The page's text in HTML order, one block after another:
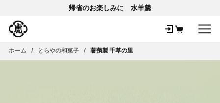
帰省のお楽しみに 水羊羹
ホーム とらやの和菓子 薯蕷製 千草の里